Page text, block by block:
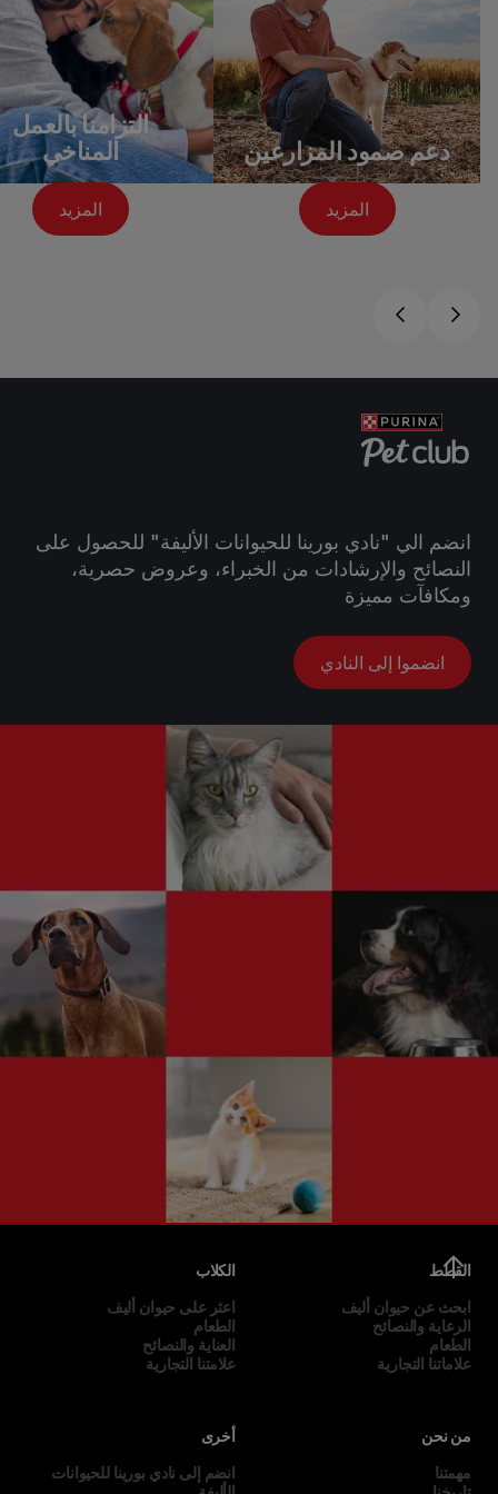
دعم صمود المزارعين
المزيد
التزامنا بالعمل
المناخي
المزيد
انضم الي "نادي بورينا للحيوانات الأليفة" للحصول على
النصائح والإرشادات من الخبراء، وعروض حصرية،
ومكافآت مميزة
انضموا إلى النادي
القطط
ابحث عن حيوان أليف
الرعاية والنصائح
الطعام
علاماتنا التجارية
الكلاب
اعثر على حيوان أليف
الطعام
العناية والنصائح
علامتنا التجارية
من نحن
مهمتنا
أخرى
انضم إلى نادي بورينا للحيوانات